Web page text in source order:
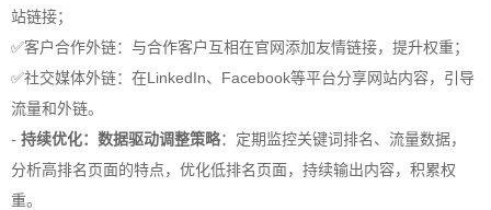
站链接；
✅客户合作外链：与合作客户互相在官网添加友情链接，提升权重；
✅社交媒体外链：在LinkedIn、Facebook等平台分享网站内容，引导
流量和外链。
- 持续优化：数据驱动调整策略：定期监控关键词排名、流量数据，
分析高排名页面的特点，优化低排名页面，持续输出内容，积累权
重。